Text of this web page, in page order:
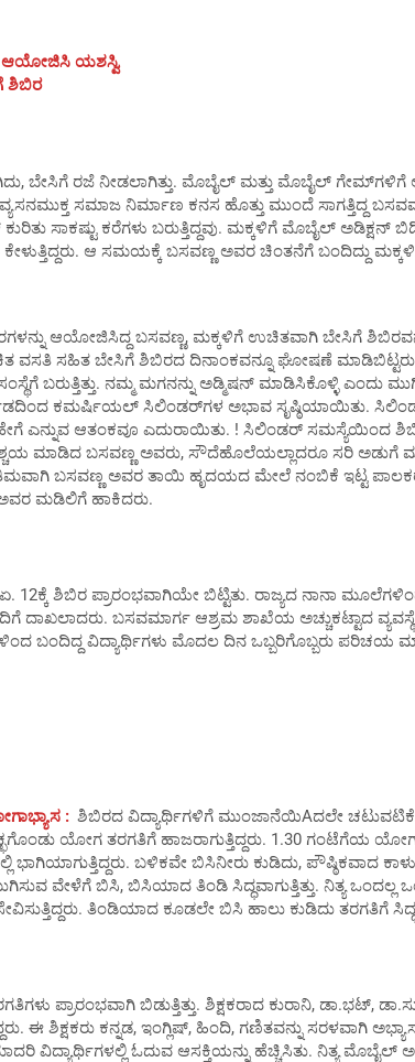
ಆಯೋಜಿಸಿ ಯಶಸ್ವಿ
ಶಿಬಿರ
ಬೇಸಿಗೆ ರಜೆ ನೀಡಲಾಗಿತ್ತು. ಮೊಬೈಲ್ ಮತ್ತು ಮೊಬೈಲ್
ಸಮಾಜ ನಿರ್ಮಾಣ ಕನಸ ಹೊತ್ತು ಮುಂದೆ ಸಾಗತ್ತಿದ್ದ
ಸಾಕಷ್ಟು ಕರೆಗಳು ಬರುತ್ತಿದ್ದವು. ಮಕ್ಕಳಿಗೆ ಮೊಬೈಲ್ ಅಡಿಕ್ಷನ್
ಆ ಸಮಯಕ್ಕೆ ಬಸವಣ್ಣ ಅವರ ಚಿಂತನೆಗೆ ಬಂದಿದ್ದು
ಆಯೋಜಿಸಿದ್ದ ಬಸವಣ್ಣ, ಮಕ್ಕಳಿಗೆ ಉಚಿತವಾಗಿ ಬೇಸಿಗೆ
ವಸತಿ ಸಹಿತ ಬೇಸಿಗೆ ಶಿಬಿರದ ದಿನಾಂಕವನ್ನೂ ಘೋಷಣೆ
ಬರುತ್ತಿತ್ತು. ನಮ್ಮ ಮಗನನ್ನು ಅಡ್ಮಿಷನ್ ಮಾಡಿಸಿಕೊಳ್ಳಿ ಎಂದು
ಕಮರ್ಷಿಯಲ್ ಸಿಲಿಂಡರ್‌ಗಳ ಅಭಾವ ಸೃಷ್ಠಿಯಾಯಿತು.
ಎನ್ನುವ ಆತಂಕವೂ ಎದುರಾಯಿತು. ! ಸಿಲಿಂಡರ್ ಸಮಸ್ಯೆಯಿಂದ
ಮಾಡಿದ ಬಸವಣ್ಣ ಅವರು, ಸೌದೆಹೊಲೆಯಲ್ಲಾದರೂ ಸರಿ ಅಡುಗೆ
ಬಸವಣ್ಣ ಅವರ ತಾಯಿ ಹೃದಯದ ಮೇಲೆ ನಂಬಿಕೆ ಇಟ್ಟ
ಮಡಿಲಿಗೆ ಹಾಕಿದರು.
12ಕ್ಕೆ ಶಿಬಿರ ಪ್ರಾರಂಭವಾಗಿಯೇ ಬಿಟ್ಟಿತು. ರಾಜ್ಯದ ನಾನಾ
ದಾಖಲಾದರು. ಬಸವಮಾರ್ಗ ಆಶ್ರಮ ಶಾಖೆಯ ಅಚ್ಚುಕಟ್ಟಾದ ವ್ಯವಸ್ಥೆ,
ಬಂದಿದ್ದ ವಿದ್ಯಾರ್ಥಿಗಳು ಮೊದಲ ದಿನ ಒಬ್ಬರಿಗೊಬ್ಬರು ಪರಿಚಯ
: ಶಿಬಿರದ ವಿದ್ಯಾರ್ಥಿಗಳಿಗೆ ಮುಂಜಾನೆಯಿAದಲೇ ಚಟುವಟಿಕೆಗಳು
ಯೋಗ ತರಗತಿಗೆ ಹಾಜರಾಗುತ್ತಿದ್ದರು. 1.30 ಗಂಟೆಗೆಯ
ಬಳಿಕವೇ ಬಿಸಿನೀರು ಕುಡಿದು, ಪೌಷ್ಠಿಕವಾದ
ಮುಗಿಸುವ ವೇಳೆಗೆ ಬಿಸಿ, ಬಿಸಿಯಾದ ತಿಂಡಿ ಸಿದ್ಧವಾಗುತ್ತಿತ್ತು. ನಿತ್ಯ
ತಿಂಡಿಯಾದ ಕೂಡಲೇ ಬಿಸಿ ಹಾಲು ಕುಡಿದು ತರಗತಿಗೆ
ಪ್ರಾರಂಭವಾಗಿ ಬಿಡುತ್ತಿತ್ತು. ಶಿಕ್ಷಕರಾದ ಕುರಾನಿ, ಡಾ.ಭಟ್,
ಈ ಶಿಕ್ಷಕರು ಕನ್ನಡ, ಇಂಗ್ಲಿಷ್, ಹಿಂದಿ, ಗಣಿತವನ್ನು ಸರಳವಾಗಿ
ವಿದ್ಯಾರ್ಥಿಗಳಲ್ಲಿ ಓದುವ ಆಸಕ್ತಿಯನ್ನು ಹೆಚ್ಚಿಸಿತು. ನಿತ್ಯ ಮೊಬೈಲ್